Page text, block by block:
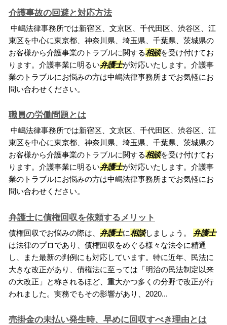
介護事故の回避と対応方法
中嶋法律事務所では新宿区、文京区、千代田区、渋谷区、江
東区を中心に東京都、神奈川県、埼玉県、千葉県、茨城県の
お客様から介護事業のトラブルに関する相談を受け付けてお
ります。介護事業に明るい弁護士が対応いたします。介護事
業のトラブルにお悩みの方は中嶋法律事務所までお気軽にお
問い合わせください。
職員の労働問題とは
中嶋法律事務所では新宿区、文京区、千代田区、渋谷区、江
東区を中心に東京都、神奈川県、埼玉県、千葉県、茨城県の
お客様から介護事業のトラブルに関する相談を受け付けてお
ります。介護事業に明るい弁護士が対応いたします。介護事
業のトラブルにお悩みの方は中嶋法律事務所までお気軽にお
問い合わせください。
弁護士に債権回収を依頼するメリット
債権回収でお悩みの際は、 弁護士に相談しましょう。 弁護士
は法律のプロであり、債権回収をめぐる様々な法令に精通
し、また最新の判例にも対応しています。特に近年、民法に
大きな改正があり、債権法に至っては「明治の民法制定以来
の大改正」と称されるほど、重大かつ多くの分野で改正が行
われました。実務でもその影響があり、2020...
売掛金の未払い発生時、早めに回収すべき理由とは